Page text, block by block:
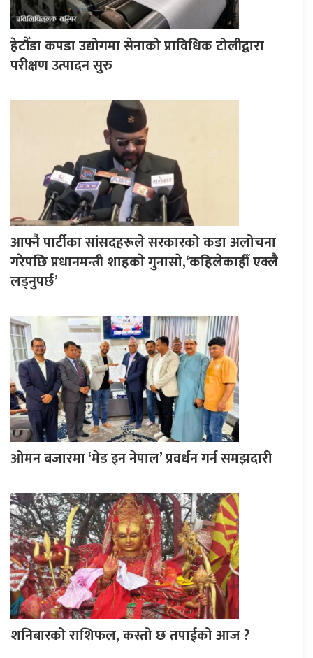
हेटौँडा कपडा उद्योगमा सेनाको प्राविधिक टोलीद्वारा
परीक्षण उत्पादन सुरु
आफ्नै पार्टीका सांसदहरूले सरकारको कडा अलोचना
गरेपछि प्रधानमन्त्री शाहकाे गुनासाे,‘कहिलेकाहीँ एक्लै
लड्नुपर्छ’
ओमन बजारमा ‘मेड इन नेपाल’ प्रवर्धन गर्न समझदारी
शनिबारको राशिफल, कस्तो छ तपाईको आज ?